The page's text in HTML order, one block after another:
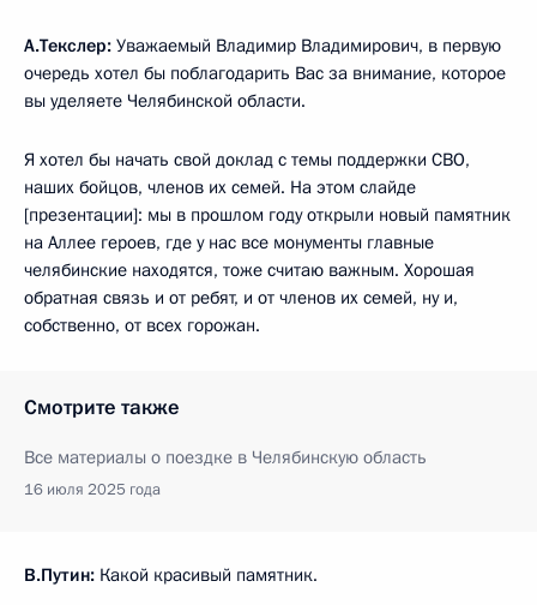
А.Текслер: Уважаемый Владимир Владимирович, в первую
очередь хотел бы поблагодарить Вас за внимание, которое
вы уделяете Челябинской области.
Я хотел бы начать свой доклад с темы поддержки СВО,
наших бойцов, членов их семей. На этом слайде
[презентации]: мы в прошлом году открыли новый памятник
на Аллее героев, где у нас все монументы главные
челябинские находятся, тоже считаю важным. Хорошая
обратная связь и от ребят, и от членов их семей, ну и,
собственно, от всех горожан.
Смотрите также
Все материалы о поездке в Челябинскую область
16 июля 2025 года
В.Путин: Какой красивый памятник.